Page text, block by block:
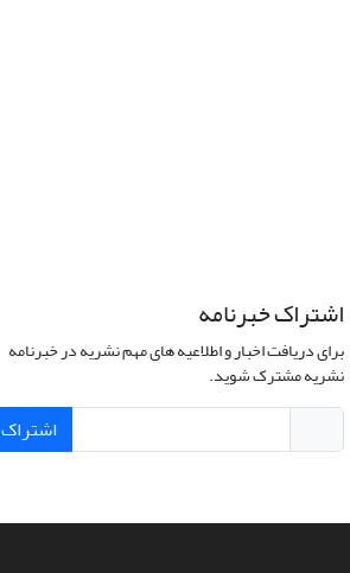
اشتراک خبرنامه
برای دریافت اخبار و اطلاعیه های مهم نشریه در خبرنامه
نشریه مشترک شوید.
اشتراک